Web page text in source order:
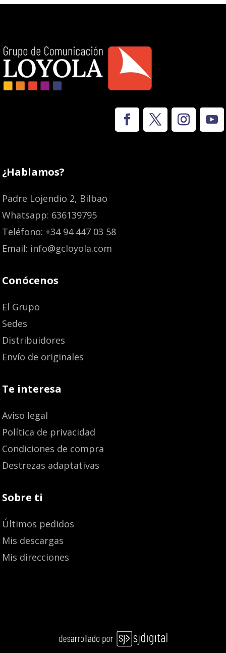
¿Hablamos?
Padre Lojendio 2, Bilbao
Whatsapp: 636139795
Teléfono: +34 94 447 03 58
Email: info@gcloyola.com
Conócenos
El Grupo
Sedes
Distribuidores
Envío de originales
Te interesa
Aviso legal
Política de privacidad
Condiciones de compra
Destrezas adaptativas
Sobre ti
Últimos pedidos
Mis descargas
Mis direcciones